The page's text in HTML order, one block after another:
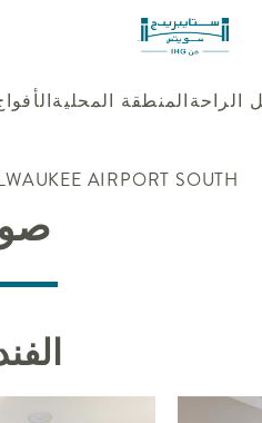
الراحةالمنطقة المحلية
AIRPORT SOUTH